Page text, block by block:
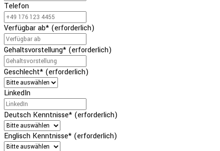
Telefon
Verfügbar ab* (erforderlich)
Gehaltsvorstellung* (erforderlich)
Geschlecht* (erforderlich)
LinkedIn
Deutsch Kenntnisse* (erforderlich)
Englisch Kenntnisse* (erforderlich)